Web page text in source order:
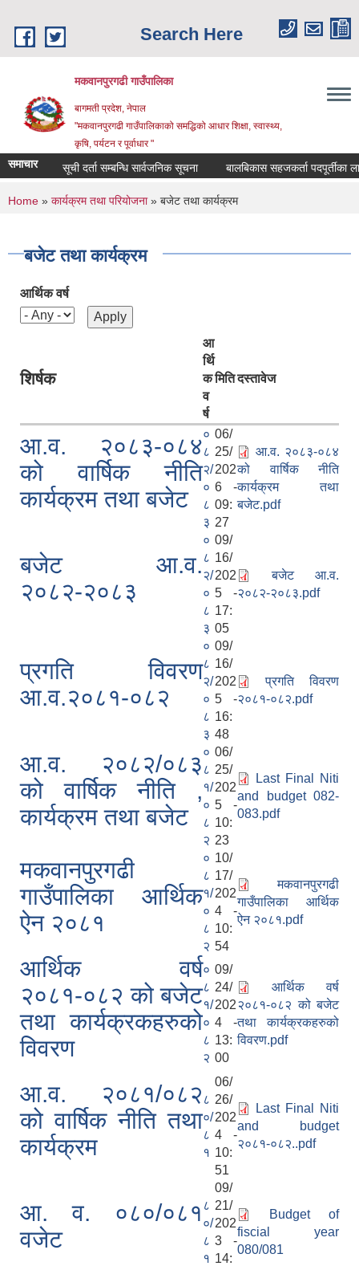
Search Here
मकवानपुरगढी गाउँपालिका
बागमती प्रदेश, नेपाल
"मकवानपुरगढी गाउँपालिकाको समद्धिको आधार शिक्षा, स्‍वास्‍थ्‍य,
कृषि, पर्यटन र पूर्वाधार "
समाचारसूची दर्ता सम्बन्धि सार्वजनिक सूचना बालबिकास सहजकर्ता पदपूर्तीका लागि
You are here
Home » कार्यक्रम तथा परियोजना» बजेट तथा कार्यक्रम
बजेट तथा कार्यक्रम
आर्थिक वर्ष
शिर्षक
आ
र्थि
क
व
र्ष
मितिदस्तावेज
आ.व. २०८३-०८४
को वार्षिक नीति
कार्यक्रम तथा बजेट
०
८
२/
०
८
३
06/
25/
202
6 -
09:
27
आ.व. २०८३-०८४
को वार्षिक नीति
कार्यक्रम तथा
बजेट.pdf
बजेट आ.व.
२०८२-२०८३
०
८
२/
०
८
३
09/
16/
202
5 -
17:
05
बजेट आ.व.
२०८२-२०८३.pdf
प्रगति विवरण
आ.व.२०८१-०८२
०
८
२/
०
८
३
09/
16/
202
5 -
16:
48
प्रगति विवरण
२०८१-०८२.pdf
आ.व. २०८२/०८३
को वार्षिक नीति ,
कार्यक्रम तथा बजेट
०
८
१/
०
८
२
06/
25/
202
5 -
10:
23
Last Final Niti
and budget 082-
083.pdf
मकवानपुरगढी
गाउँपालिका आर्थिक
‌‌‌ऐन २०८१
०
८
१/
०
८
२
10/
17/
202
4 -
10:
54
मकवानपुरगढी
गाउँपालिका आर्थिक
‌‌‌ऐन २०८१.pdf
आर्थिक वर्ष
२०८१-०८२ को बजेट
तथा कार्यक्रकहरुको
विवरण
०
८
१/
०
८
२
09/
24/
202
4 -
13:
00
आर्थिक वर्ष
२०८१-०८२ को बजेट
तथा कार्यक्रकहरुको
विवरण.pdf
आ.व. २०८१/०८२
को वार्षिक नीति तथा
कार्यक्रम
८
०/
८
१
06/
26/
202
4 -
10:
51
Last Final Niti
and budget
२०८१-०८२..pdf
आ. व. ०८०/०८१
वजेट
८
०/
८
१
09/
21/
202
3 -
14:
Budget of
fiscial year
080/081